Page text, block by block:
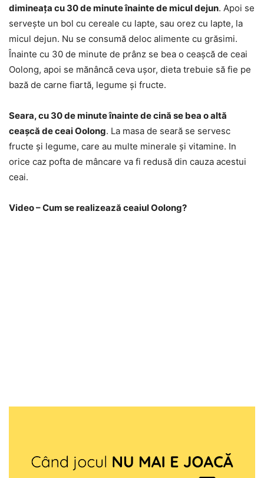
dimineața cu 30 de minute înainte de micul dejun. Apoi se
servește un bol cu cereale cu lapte, sau orez cu lapte, la
micul dejun. Nu se consumă deloc alimente cu grăsimi.
Înainte cu 30 de minute de prânz se bea o ceașcă de ceai
Oolong, apoi se mănâncă ceva ușor, dieta trebuie să fie pe
bază de carne fiartă, legume și fructe.
Seara, cu 30 de minute înainte de cină se bea o altă
ceașcă de ceai Oolong. La masa de seară se servesc
fructe și legume, care au multe minerale și vitamine. In
orice caz pofta de mâncare va fi redusă din cauza acestui
ceai.
Video – Cum se realizează ceaiul Oolong?